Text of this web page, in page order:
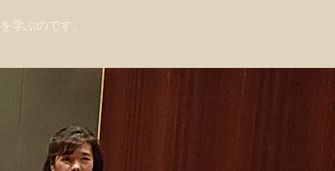
学ぶのです。